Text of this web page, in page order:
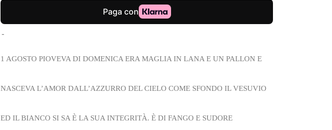
1 AGOSTO PIOVEVA DI DOMENICA ERA MAGLIA IN LANA E UN PALLON E
NASCEVA L’AMOR DALL’AZZURRO DEL CIELO COME SFONDO IL VESUVIO
ED IL BIANCO SI SA È LA SUA INTEGRITÀ. È DI FANGO E SUDORE